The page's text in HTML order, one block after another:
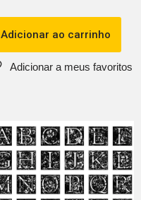
Adicionar ao carrinho